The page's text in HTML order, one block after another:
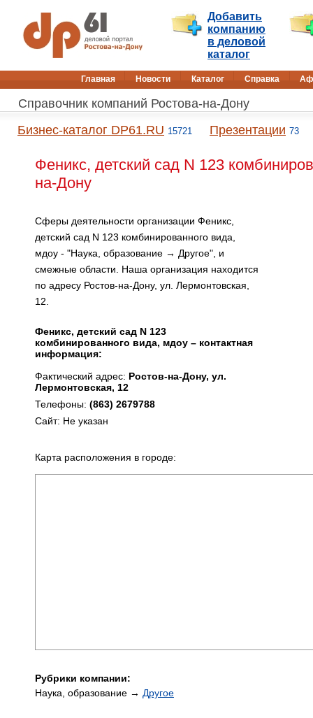
Добавить
компанию
в деловой
каталог
Главная Новости Каталог Справка
Справочник компаний Ростова-на-Дону
Бизнес-каталог DP61.RU 15721 Презентации 73
Феникс, детский сад N 123
на-Дону
Сферы деятельности организации Феникс,
детский сад N 123 комбинированного вида,
мдоу - "Наука, образование → Другое", и
смежные области. Наша организация находится
по адресу Ростов-на-Дону, ул. Лермонтовская,
12.
Феникс, детский сад N 123
комбинированного вида, мдоу – контактная
информация:
Фактический адрес: Ростов-на-Дону, ул.
Лермонтовская, 12
Телефоны: (863) 2679788
Сайт: Не указан
Карта расположения в городе:
Рубрики компании:
Наука, образование → Другое